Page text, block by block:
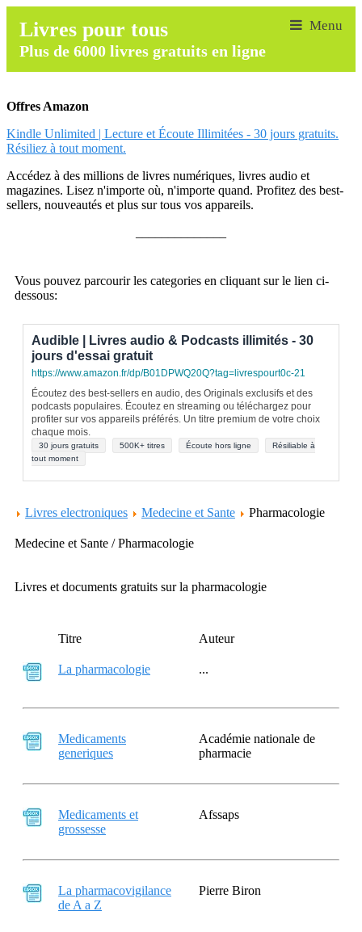
Livres pour tous
Plus de 6000 livres gratuits en ligne
Offres Amazon
Kindle Unlimited | Lecture et Écoute Illimitées - 30 jours gratuits.
Résiliez à tout moment.
Accédez à des millions de livres numériques, livres audio et
magazines. Lisez n'importe où, n'importe quand. Profitez des best-
sellers, nouveautés et plus sur tous vos appareils.
Vous pouvez parcourir les categories en cliquant sur le lien ci-
dessous:
Audible | Livres audio & Podcasts illimités - 30
jours d'essai gratuit
https://www.amazon.fr/dp/B01DPWQ20Q?tag=livrespourt0c-21
Écoutez des best-sellers en audio, des Originals exclusifs et des
podcasts populaires. Écoutez en streaming ou téléchargez pour
profiter sur vos appareils préférés. Un titre premium de votre choix
chaque mois.
30 jours gratuits 500K+ titres Écoute hors ligne
Résiliable à
tout moment
Livres electroniques Medecine et Sante Pharmacologie
Medecine et Sante / Pharmacologie
Livres et documents gratuits sur la pharmacologie
Titre Auteur
La pharmacologie ...
Medicaments
generiques
Académie nationale de
pharmacie
Medicaments et
grossesse
Afssaps
La pharmacovigilance
de A a Z
Pierre Biron